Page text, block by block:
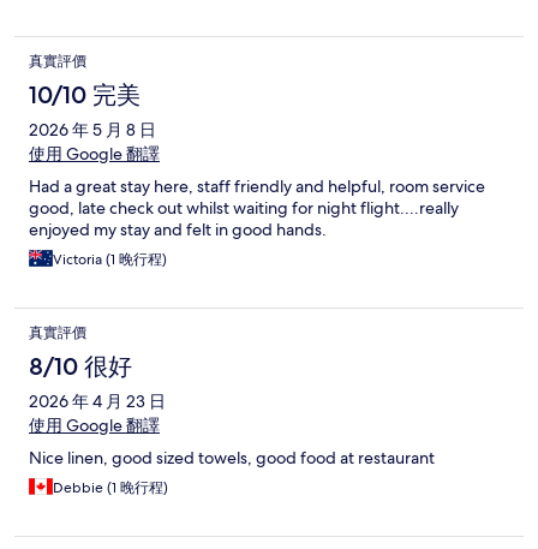
真實評價
10/10 完美
2026 年 5 月 8 日
使用 Google 翻譯
Had a great stay here, staff friendly and helpful, room service
good, late check out whilst waiting for night flight....really
enjoyed my stay and felt in good hands.
Victoria (1 晚行程)
真實評價
8/10 很好
2026 年 4 月 23 日
使用 Google 翻譯
Nice linen, good sized towels, good food at restaurant
Debbie (1 晚行程)